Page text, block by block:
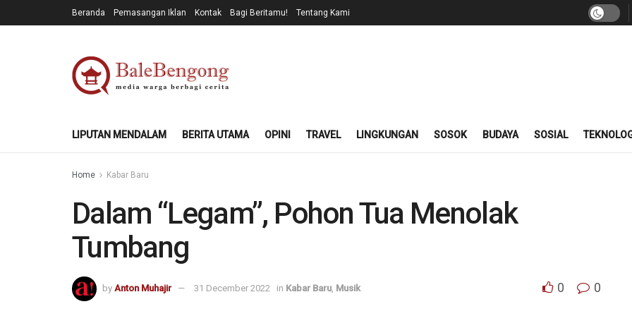
Beranda Pemasangan Iklan Kontak Bagi Beritamu! Tentang Kami
LIPUTAN MENDALAM BERITA UTAMA OPINI TRAVEL LINGKUNGAN SOSOK BUDAYA SOSIAL
Home Kabar Baru
Dalam “Legam”, Pohon Tua Menolak
Tumbang
by Anton Muhajir 31 December 2022 in Kabar Baru Musik 0 0